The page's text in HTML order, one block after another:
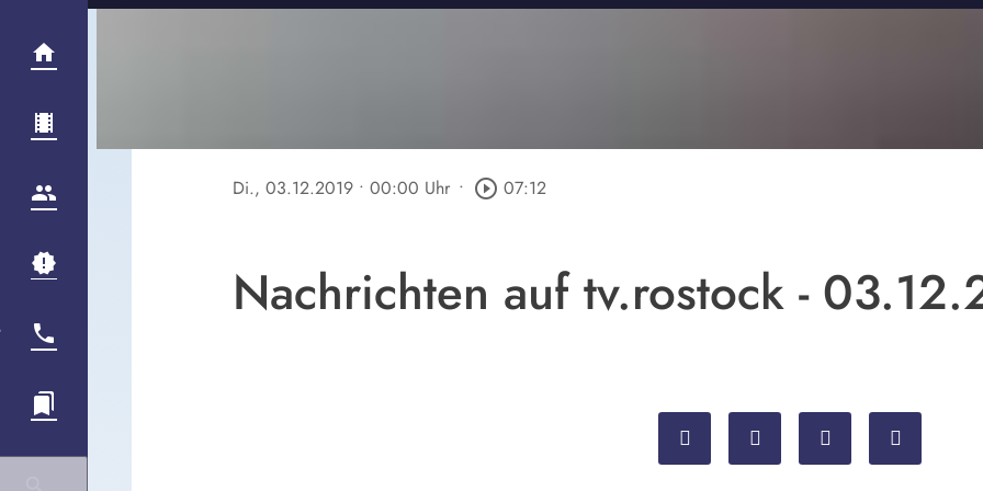
Di., 03.12.2019 • 00:00 Uhr • play_circle_outline 07:12
Nachrichten auf tv.rostock -